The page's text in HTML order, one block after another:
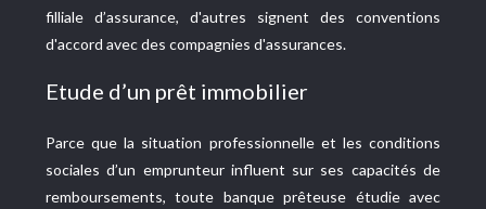
filliale d’assurance, d'autres signent des conventions
d'accord avec des compagnies d'assurances.
Etude d’un prêt immobilier
Parce que la situation professionnelle et les conditions
sociales d’un emprunteur influent sur ses capacités de
remboursements, toute banque prêteuse étudie avec